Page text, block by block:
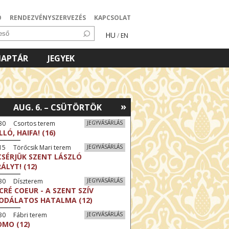
RENDEZVÉNYSZERVEZÉS KAPCSOLAT
HU / EN
JEGYEK
»
AUG. 6. – CSÜTÖRTÖK
JEGYVÁSÁRLÁS
Csortos terem
HAIFA! (16)
JEGYVÁSÁRLÁS
Törőcsik Mari terem
SZENT LÁSZLÓ
(12)
JEGYVÁSÁRLÁS
Díszterem
COEUR - A SZENT SZÍV
HATALMA (12)
JEGYVÁSÁRLÁS
Fábri terem
(12)